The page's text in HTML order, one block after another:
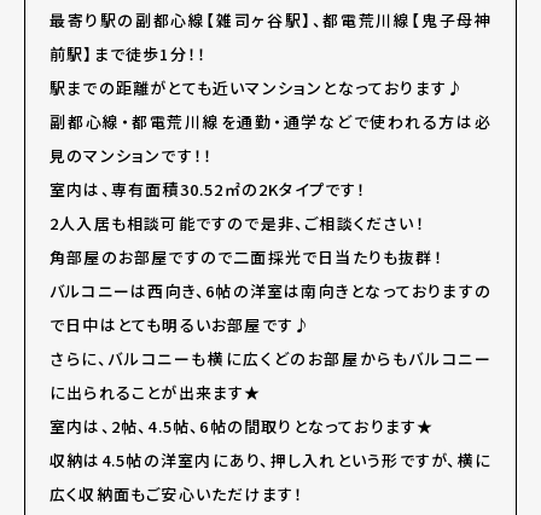
最寄り駅の副都心線【雑司ヶ谷駅】、都電荒川線【鬼子母神
前駅】まで徒歩1分！！
駅までの距離がとても近いマンションとなっております♪
副都心線・都電荒川線を通勤・通学などで使われる方は必
見のマンションです！！
室内は、専有面積30.52㎡の2Kタイプです！
2人入居も相談可能ですので是非、ご相談ください！
角部屋のお部屋ですので二面採光で日当たりも抜群！
バルコニーは西向き、6帖の洋室は南向きとなっておりますの
で日中はとても明るいお部屋です♪
さらに、バルコニーも横に広くどのお部屋からもバルコニー
に出られることが出来ます★
室内は、2帖、4.5帖、6帖の間取りとなっております★
収納は4.5帖の洋室内にあり、押し入れという形ですが、横に
広く収納面もご安心いただけます！